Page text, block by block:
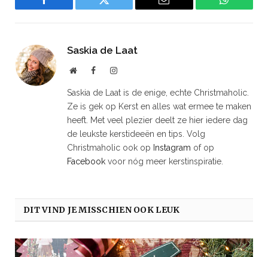
Facebook Twitter Email
Saskia de Laat
WebsiteFacebookInstagram
Saskia de Laat is de enige, echte Christmaholic.
Ze is gek op Kerst en alles wat ermee te maken
heeft. Met veel plezier deelt ze hier iedere dag
de leukste kerstideeën en tips. Volg
Christmaholic ook op Instagram of op
Facebook voor nóg meer kerstinspiratie.
DIT VIND JE MISSCHIEN OOK LEUK